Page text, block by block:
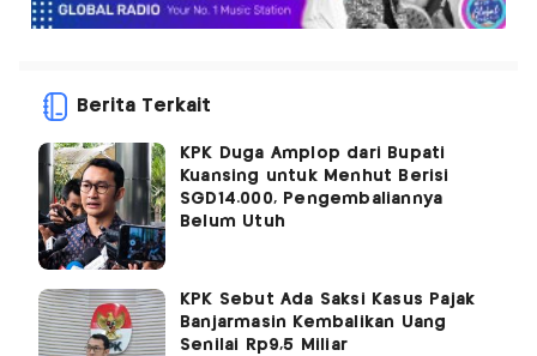
Berita Terkait
KPK Duga Amplop dari Bupati
Kuansing untuk Menhut Berisi
SGD14.000, Pengembaliannya
Belum Utuh
KPK Sebut Ada Saksi Kasus Pajak
Banjarmasin Kembalikan Uang
Senilai Rp9,5 Miliar